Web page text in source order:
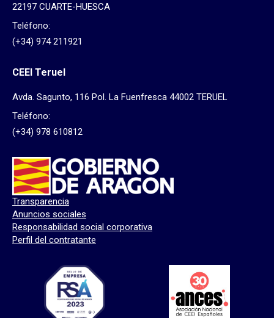
new
window
new
window
newnew
22197 CUARTE-HUESCA
Teléfono:
(+34) 974 211921
CEEI Teruel
Avda. Sagunto, 116 Pol. La Fuenfresca 44002 TERUEL
Teléfono:
(+34) 978 610812
Transparencia
Anuncios sociales
Responsabilidad social corporativa
Perfil del contratante